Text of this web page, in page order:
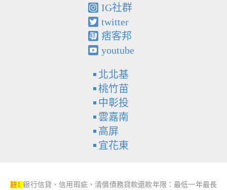
IG社群
twitter
痞客邦
youtube
北北基
桃竹苗
中彰投
雲嘉南
高屏
宜花東
註1 銀行信貸、信用瑕疵、清償債務貸款還款年限：最低一年最長